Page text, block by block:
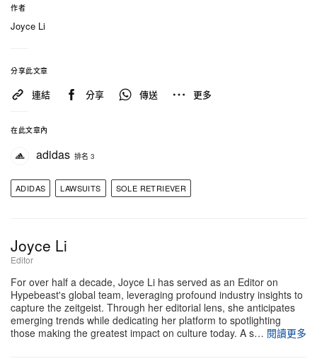
無視溝通並作出虛假承諾。他在郵件中把此舉形容為
挽救合作關係的「最後一次嘗試」，並明確以大規模
系列、所有配色的完整資訊…… 主導權在你們手
上。要不是開始給予我們應得的尊重，我們就會按自
短短兩日後，Sole Retriever 疑似付諸行動，在
型」圖片，而 adidas 則指該圖實為極度機密、遭竊
方」圖片，同時附上鞋款編碼與 130 美元零售價。儘
未經授權的資料，相關洩漏行為仍未停止。
來到 2026 年 1 月，相關爆料更橫跨至全新的產品周
作者
Joyce Li
分享此文章
連結 分享 傳送 更多
在此文章內
adidas 排名 3
ADIDAS LAWSUITS SOLE RETRIEVER
Joyce Li
Editor
For over half a decade, Joyce Li has served as an Editor on
Hypebeast's global team, leveraging profound industry insights to
capture the zeitgeist. Through her editorial lens, she anticipates
emerging trends while dedicating her platform to spotlighting
those making the greatest impact on culture today. A s… 閱讀更多